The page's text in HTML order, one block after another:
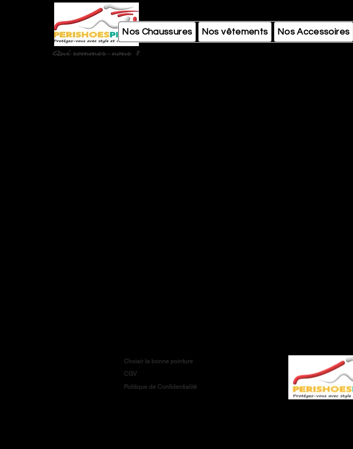
Qui sommes-nous ?
Nos Chaussures Nos vêtements Nos Accessoires
Choisir la bonne pointure
CGV
Politique de Confidentialité